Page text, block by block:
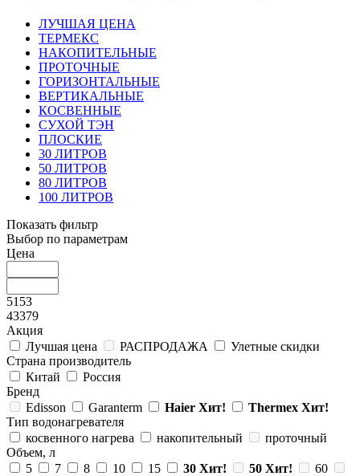
ЛУЧШАЯ ЦЕНА
ТЕРМЕКС
НАКОПИТЕЛЬНЫЕ
ПРОТОЧНЫЕ
ГОРИЗОНТАЛЬНЫЕ
ВЕРТИКАЛЬНЫЕ
КОСВЕННЫЕ
СУХОЙ ТЭН
ПЛОСКИЕ
30 ЛИТРОВ
50 ЛИТРОВ
80 ЛИТРОВ
100 ЛИТРОВ
Показать фильтр
Выбор по параметрам
Цена
5153
43379
Акция
Лучшая цена
РАСПРОДАЖА
Улетные скидки
Страна производитель
Китай
Россия
Бренд
Edisson
Garanterm Haier Хит! Thermex Хит!
Тип водонагревателя
косвенного нагрева
накопительный
проточный
Объем, л
5
7 8 10 15 30 Хит! 50 Хит!
60